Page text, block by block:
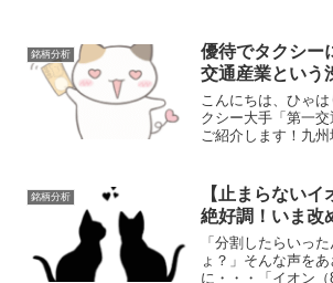
銘柄分析
優待でタクシー
交通産業という
こんにちは、ひゃ
クシー大手「第一
ご紹介します！九
すが、こちらは・
産・介護など事業
銘柄分析
【止まらない
絶好調！いま改
「分割したらいっ
ょ？」そんな声を
に・・・「イオン